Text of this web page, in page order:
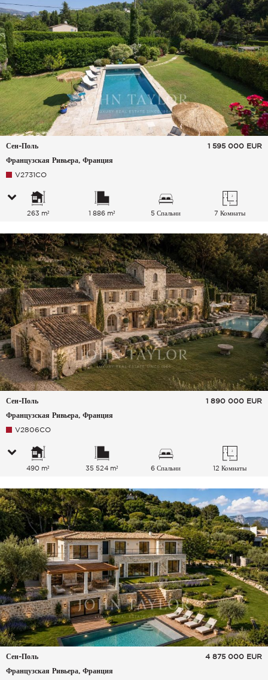
Сен-Поль
Французская Ривьера, Франция
1 595 000 EUR
V2731CO
263 m² 1 886 m² 5 Спальни 7 Комнаты
Сен-Поль
Французская Ривьера, Франция
1 890 000 EUR
V2806CO
490 m² 35 524 m² 6 Спальни 12 Комнаты
Сен-Поль
Французская Ривьера, Франция
4 875 000 EUR